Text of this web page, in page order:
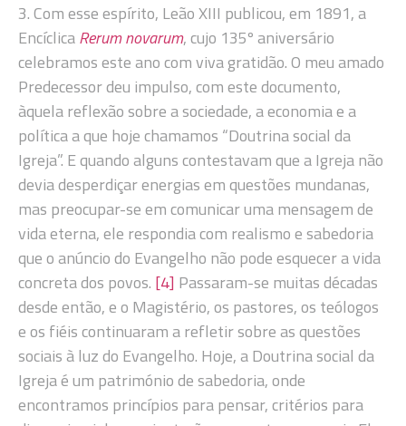
3. Com esse espírito, Leão XIII publicou, em 1891, a
EncíclicaRerum novarum, cujo 135º aniversário
celebramos este ano com viva gratidão. O meu amado
Predecessor deu impulso, com este documento,
àquela reflexão sobre a sociedade, a economia e a
política a que hoje chamamos “Doutrina social da
Igreja”. E quando alguns contestavam que a Igreja não
devia desperdiçar energias em questões mundanas,
mas preocupar-se em comunicar uma mensagem de
vida eterna, ele respondia com realismo e sabedoria
que o anúncio do Evangelho não pode esquecer a vida
concreta dos povos. [4] Passaram-se muitas décadas
desde então, e o Magistério, os pastores, os teólogos
e os fiéis continuaram a refletir sobre as questões
sociais à luz do Evangelho. Hoje, a Doutrina social da
Igreja é um património de sabedoria, onde
encontramos princípios para pensar, critérios para